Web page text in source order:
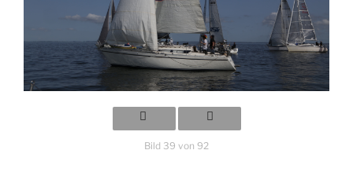
Bild 39 von 92